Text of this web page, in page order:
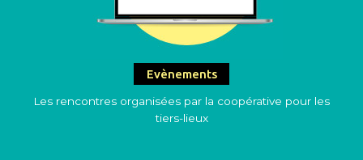
Evènements
Les rencontres organisées par la coopérative pour les
tiers-lieux